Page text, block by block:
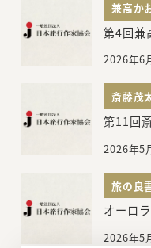
兼高か
第4回兼
2026年6
斎藤茂
第11回
2026年5
旅の良
オーロ
2026年5